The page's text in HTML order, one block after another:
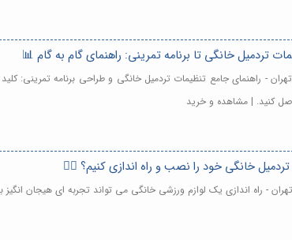
تردمیل خانگی تا برنامه تمرینی: راهنمای گام به گام 📊
- راهنمای جامع تنظیمات تردمیل خانگی و طراحی برنامه تمرینی:
کنید. | مشاهده و خرید
خانگی خود را نصب و راه اندازی کنیم؟ 🏃‍♀️
- راه اندازی یک لوازم ورزشی خانگی می تواند تجربه ای هیجان